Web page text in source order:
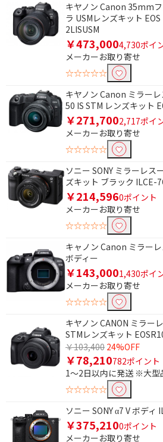
キヤノン Canon 35mm
ラ USMレンズキット
2LISUSM
￥473,0004,730ポイ
メーカーお取り寄せ
☆☆☆☆☆
キヤノン Canon ミラー
50 IS STM レンズキット
￥271,7002,717ポイ
メーカーお取り寄せ
☆☆☆☆☆
ソニー SONY ミラーレス
ズキット ブラック ILCE-
￥214,5960ポイント
メーカーお取り寄せ
☆☆☆☆☆
キャノン Canon ミラー
ボディー
￥143,0001,430ポイ
メーカーお取り寄せ
☆☆☆☆☆
キヤノン CANON ミラー
STMレンズキット
￥103,400 24%OFF
￥78,210782ポイント
1～2日以内に発送 ※大型
☆☆☆☆☆
ソニー SONY α7 V ボディ
￥375,2100ポイント
メーカーお取り寄せ
円
タッチパネルで絞り込む
対応
レンズセットで絞り込む
ズームレンズ+ズームレ
ンズ
ボディ単体
センサーサイズで絞り込む
マイクロフォーサーズ
有効画素数で絞り込む
6000万画素～6999万画
素
5000
4000万画素～4999万画
素
3000
2000万画素～2999万画
素
ボディ内手ブレ補正機能で
対応
防塵・防水機能で絞り込む
防塵